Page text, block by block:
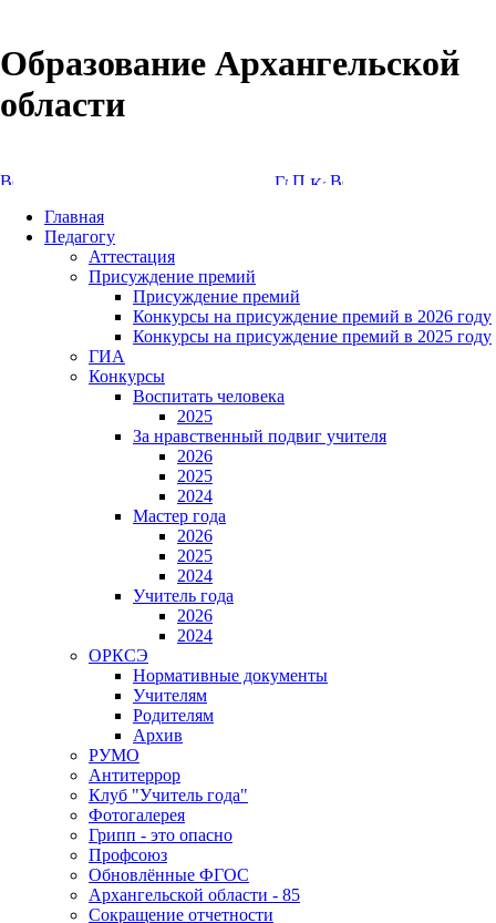
Образование Архангельской
области
Главная
Педагогу
Аттестация
Присуждение премий
Присуждение премий
Конкурсы на присуждение премий в 2026 году
Конкурсы на присуждение премий в 2025 году
ГИА
Конкурсы
Воспитать человека
2025
За нравственный подвиг учителя
2026
2025
2024
Мастер года
2026
2025
2024
Учитель года
2026
2024
ОРКСЭ
Нормативные документы
Учителям
Родителям
Архив
РУМО
Антитеррор
Клуб "Учитель года"
Фотогалерея
Грипп - это опасно
Профсоюз
Обновлённые ФГОС
Архангельской области - 85
Сокращение отчетности